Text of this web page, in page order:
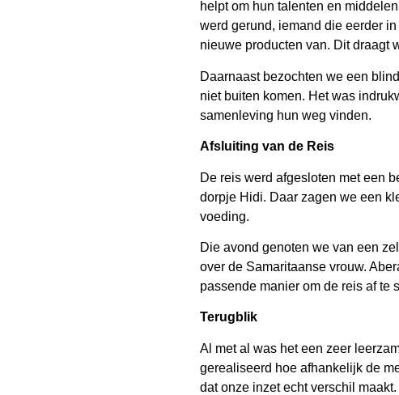
helpt om hun talenten en
werd gerund, iemand die eerder
nieuwe producten van. Dit draagt
Daarnaast bezochten we een
niet buiten komen. Het was
samenleving hun weg vinden.
Afsluiting van de Reis
De reis werd afgesloten met een
dorpje Hidi. Daar zagen we een
voeding.
Die avond genoten we van een
over de Samaritaanse vrouw.
passende manier om de reis af te
Terugblik
Al met al was het een zeer
gerealiseerd hoe afhankelijk de
dat onze inzet echt verschil